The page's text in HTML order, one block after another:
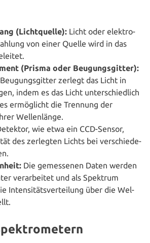
(Licht­quel­le): Licht oder elek­tro­
von einer Quelle wird in das
(Prisma oder Beu­gungs­git­ter):
zerlegt das Licht in
indem es das Licht unter­schied­lich
ermög­licht die Trennung der
Wellenlänge.
wie etwa ein CCD-Sensor,
des zerlegten Lichts bei ver­schie­de­
Die gemes­se­nen Daten werden
ver­ar­bei­tet und als Spektrum
Inten­si­täts­ver­tei­lung über die Wel­